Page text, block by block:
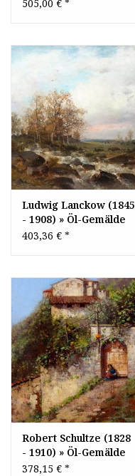
Niederrhein
Düsseldorfer
Malerschule
505,00 € *
Ludwig Lanckow (1845
- 1908) » Öl-Gemälde
Landschaft
403,36 € *
Robert Schultze (1828
- 1910) » Öl-Gemälde
Italien italienische
378,15 € *